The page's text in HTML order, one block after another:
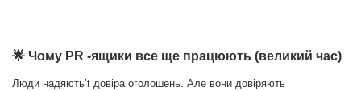
🌟 Чому PR -ящики все ще працюють (великий час)
Люди надяють’t довіра оголошень. Але вони довіряють